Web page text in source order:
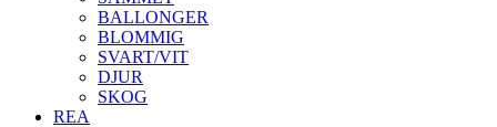
BALLONGER
BLOMMIG
SVART/VIT
DJUR
SKOG
REA